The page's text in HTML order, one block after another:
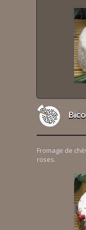
Fromage de
roses.